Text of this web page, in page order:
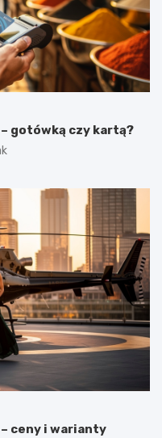
gotówką czy kartą?
ceny i warianty